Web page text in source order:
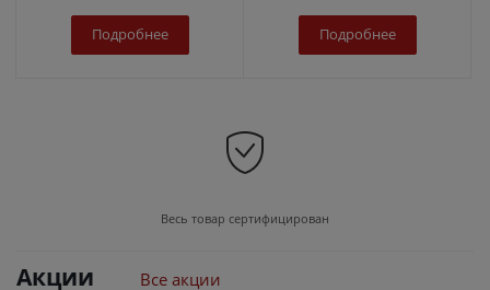
Подробнее Подробнее
Весь товар сертифицирован
Акции Все акции